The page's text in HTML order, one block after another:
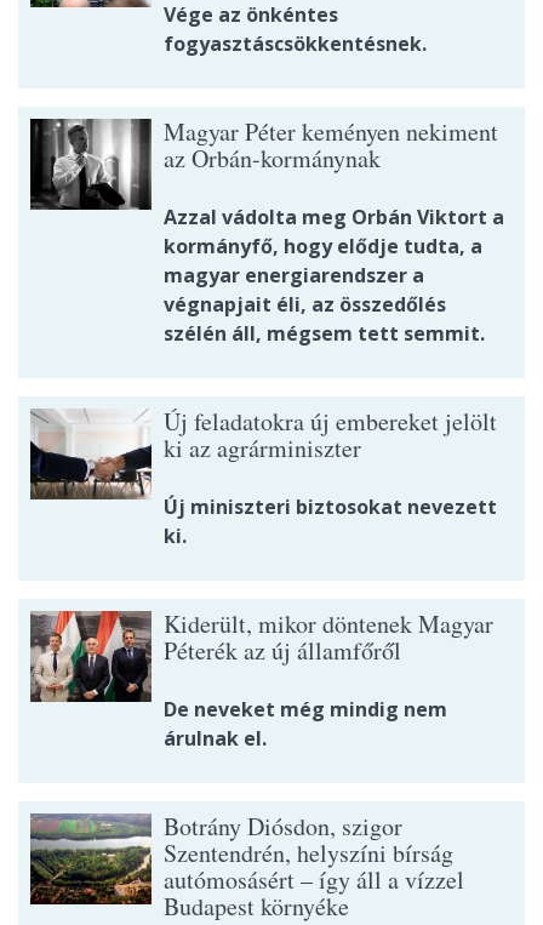
Vége az önkéntes
fogyasztáscsökkentésnek.
Magyar Péter keményen nekiment
az Orbán-kormánynak
Azzal vádolta meg Orbán Viktort a
kormányfő, hogy elődje tudta, a
magyar energiarendszer a
végnapjait éli, az összedőlés
szélén áll, mégsem tett semmit.
Új feladatokra új embereket jelölt
ki az agrárminiszter
Új miniszteri biztosokat nevezett
ki.
Kiderült, mikor döntenek Magyar
Péterék az új államfőről
De neveket még mindig nem
árulnak el.
Botrány Diósdon, szigor
Szentendrén, helyszíni bírság
autómosásért – így áll a vízzel
Budapest környéke